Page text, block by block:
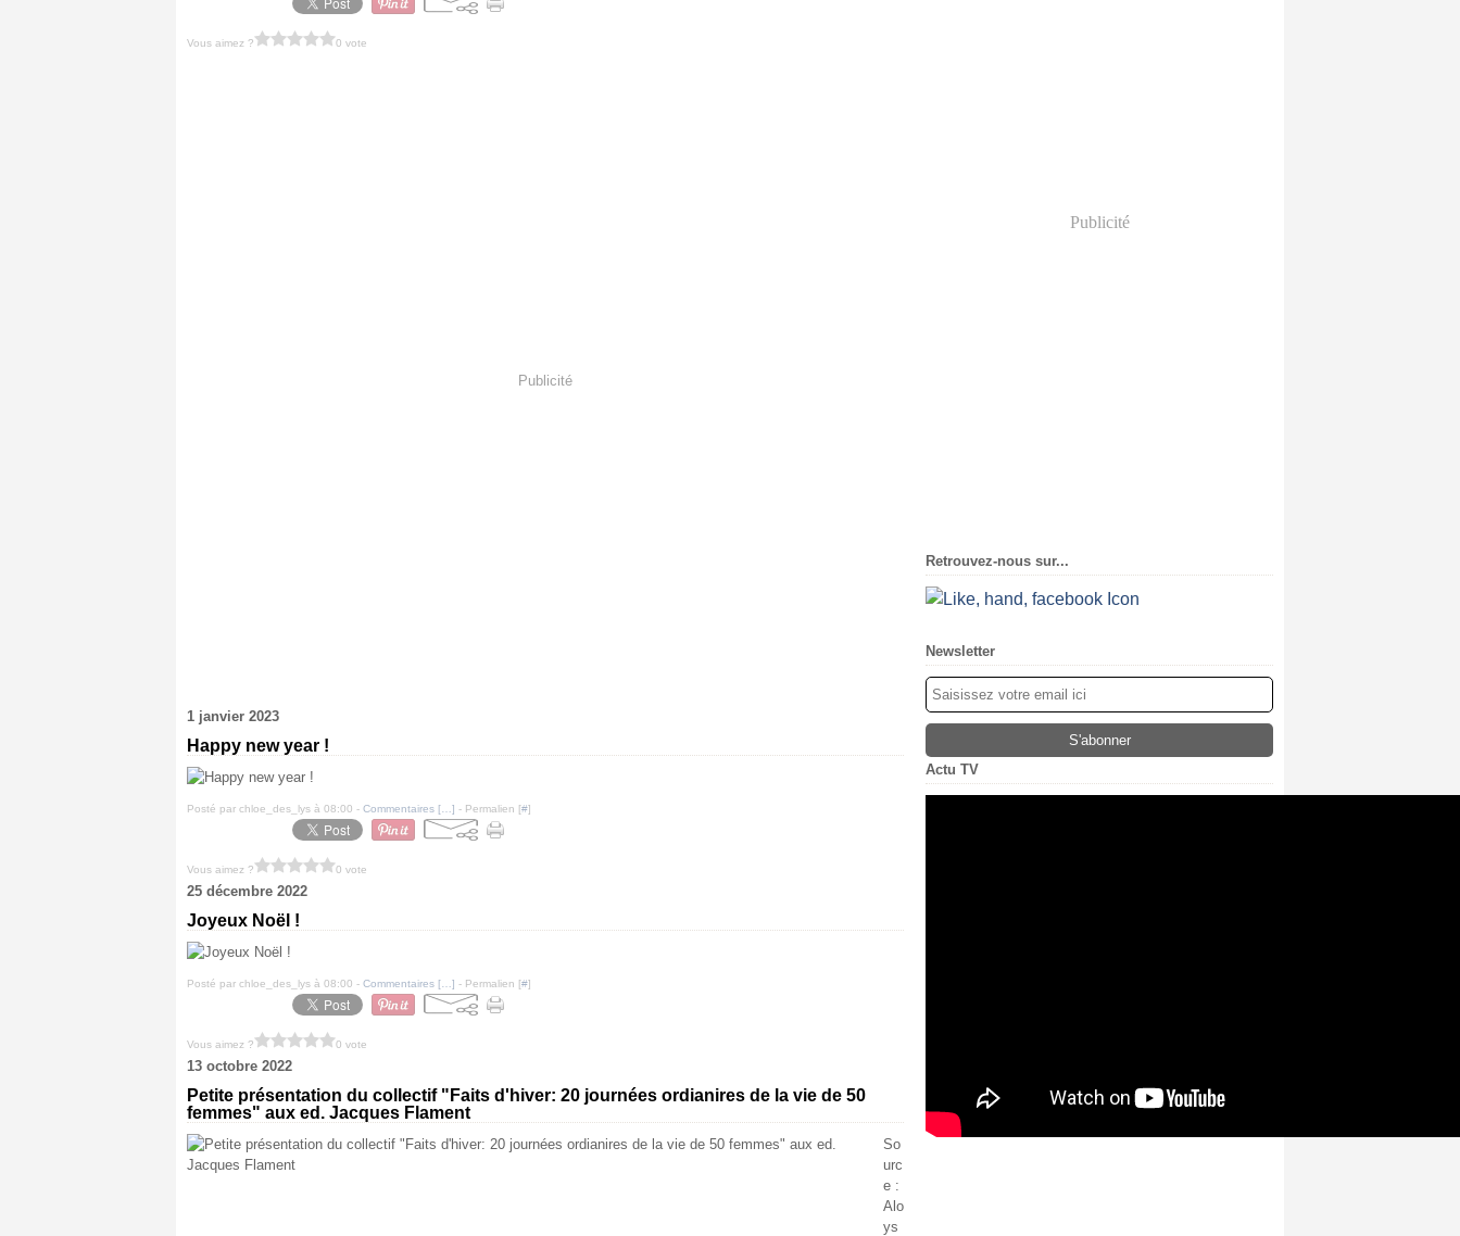
Vous aimez ? 0 vote
Publicité
1 janvier 2023
Happy new year !
Posté par chloe_des_lys à 08:00 - Commentaires [ ] - Permalien [#]
Vous aimez ? 0 vote
25 décembre 2022
Joyeux Noël !
Posté par chloe_des_lys à 08:00 - Commentaires [ ] - Permalien [#]
Vous aimez ? 0 vote
13 octobre 2022
Petite présentation du collectif "Faits d'hiver: 20 journées ordianires de la vie de 50
femmes" aux ed. Jacques Flament
So
urc
e :
Alo
ys
Publicité
Retrouvez-nous sur...
Newsletter
Actu TV